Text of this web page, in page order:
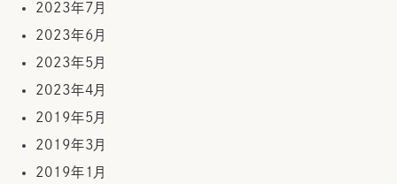
2023年7月
2023年6月
2023年5月
2023年4月
2019年5月
2019年3月
2019年1月